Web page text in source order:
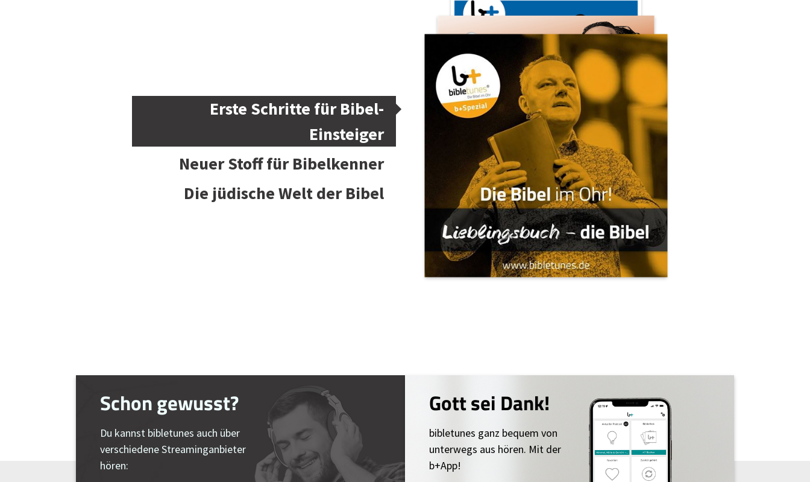
Erste Schritte für Bibel-
Einsteiger
Neuer Stoff für Bibelkenner
Die jüdische Welt der Bibel
Schon gewusst?
Du kannst bibletunes auch über
verschiedene Streaminganbieter
hören:
Gott sei Dank!
bibletunes ganz bequem von
unterwegs aus hören. Mit der
b+App!